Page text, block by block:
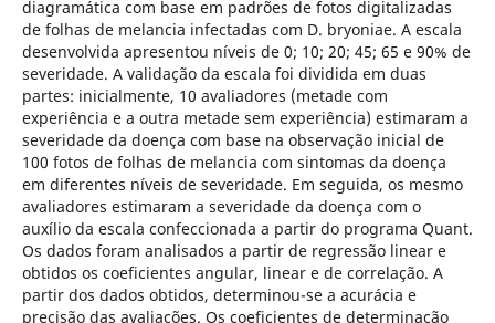
diagramática com base em padrões de fotos digitalizadas
de folhas de melancia infectadas com D. bryoniae. A escala
desenvolvida apresentou níveis de 0; 10; 20; 45; 65 e 90% de
severidade. A validação da escala foi dividida em duas
partes: inicialmente, 10 avaliadores (metade com
experiência e a outra metade sem experiência) estimaram a
severidade da doença com base na observação inicial de
100 fotos de folhas de melancia com sintomas da doença
em diferentes níveis de severidade. Em seguida, os mesmo
avaliadores estimaram a severidade da doença com o
auxílio da escala confeccionada a partir do programa Quant.
Os dados foram analisados a partir de regressão linear e
obtidos os coeficientes angular, linear e de correlação. A
partir dos dados obtidos, determinou-se a acurácia e
precisão das avaliações. Os coeficientes de determinação